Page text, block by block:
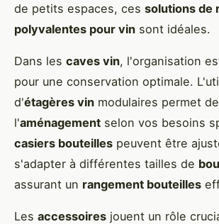
de petits espaces, ces solutions de
polyvalentes pour vin sont idéales.
Dans les caves vin, l'organisation
pour une conservation optimale.
d'étagères vin modulaires permet
l'aménagement selon vos besoins
casiers bouteilles peuvent être
s'adapter à différentes tailles de
assurant un rangement bouteilles
Les accessoires jouent un rôle